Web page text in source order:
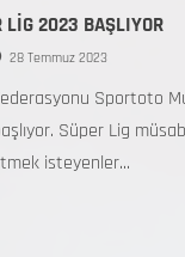
LİG 2023 BAŞLIYOR
28 Temmuz 2023
Sportoto
Süper Lig
isteyenler...